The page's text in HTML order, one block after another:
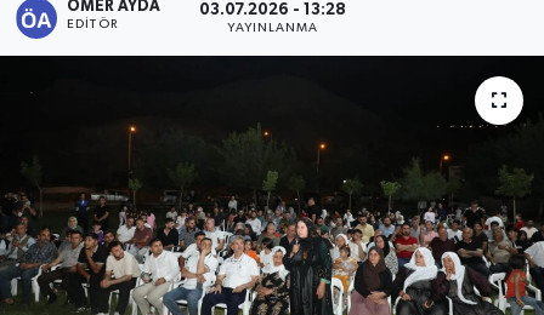
ÖMER AYDA
EDITÖR
03.07.2026 - 13:28
YAYINLANMA
Eğitim
Siyaset
Spor
Teknoloji
Son Dakika Haberleri